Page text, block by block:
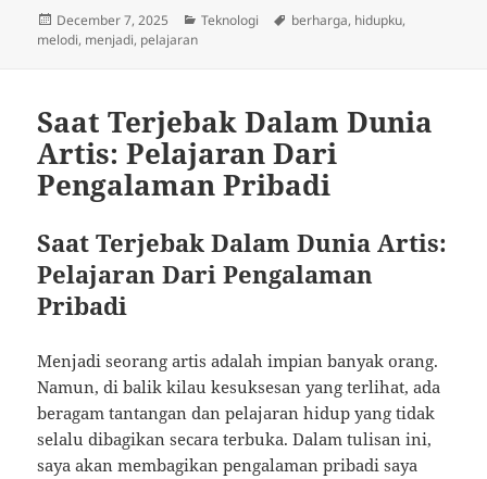
Posted
on
December 7, 2025 Categories
Teknologi Tags
berharga, hidupku,
melodi, menjadi, pelajaran
Saat Terjebak Dalam Dunia
Artis: Pelajaran Dari
Pengalaman Pribadi
Saat Terjebak Dalam Dunia Artis:
Pelajaran Dari Pengalaman
Pribadi
Menjadi seorang artis adalah impian banyak orang.
Namun, di balik kilau kesuksesan yang terlihat, ada
beragam tantangan dan pelajaran hidup yang tidak
selalu dibagikan secara terbuka. Dalam tulisan ini,
saya akan membagikan pengalaman pribadi saya